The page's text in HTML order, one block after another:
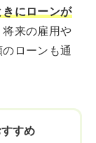
にローンが
来の雇用や
ローンも通
すめ